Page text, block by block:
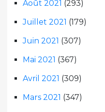
Août 2021 (293)
Juillet 2021 (179)
Juin 2021 (307)
Mai 2021 (367)
Avril 2021 (309)
Mars 2021 (347)